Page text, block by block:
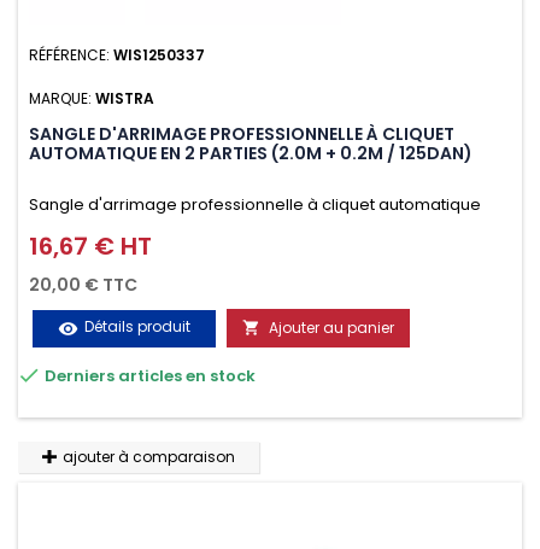
RÉFÉRENCE: WIS1250337
MARQUE: WISTRA
SANGLE D'ARRIMAGE PROFESSIONNELLE À CLIQUET
AUTOMATIQUE EN 2 PARTIES (2.0M + 0.2M / 125DAN)
Sangle d'arrimage professionnelle à cliquet automatique
avec crochet deux doigts soudés en J en 2 parties (2.0M +
0.2M / 125daN), simple et rapide d'utilisation. Permet
d'arrimer et de sécuriser vos chargements pendant le
transport. Matière polyester très résistante aux UV et aux
variations de températures, n'absorbe pas l'eau.
Prix
16,67 € HT
20,00 € TTC
visibility Détails produit  Ajouter au panier
 Derniers articles en stock
ajouter à comparaison